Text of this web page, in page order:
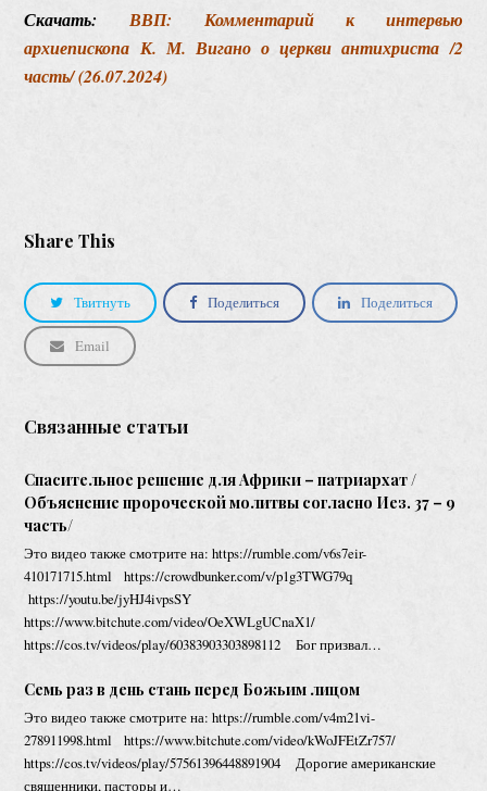
Скачать:ВВП: Комментарий к интервью
архиепископа К. М. Вигано о церкви антихриста /2
часть/ (26.07.2024)
Share This
Твитнуть Поделиться Поделиться
Email
Связанные статьи
Спасительное решение для Африки – патриархат /
Объяснение пророческой молитвы согласно Иез. 37 – 9
часть/
Это видео также смотрите на: https://rumble.com/v6s7eir-
410171715.html https://crowdbunker.com/v/p1g3TWG79q
https://youtu.be/jyHJ4ivpsSY
https://www.bitchute.com/video/OeXWLgUCnaX1/
https://cos.tv/videos/play/60383903303898112 Бог призвал…
Семь раз в день стань перед Божьим лицом
Это видео также смотрите на: https://rumble.com/v4m21vi-
278911998.html https://www.bitchute.com/video/kWoJFEtZr757/
https://cos.tv/videos/play/57561396448891904 Дорогие американские
священники, пасторы и…